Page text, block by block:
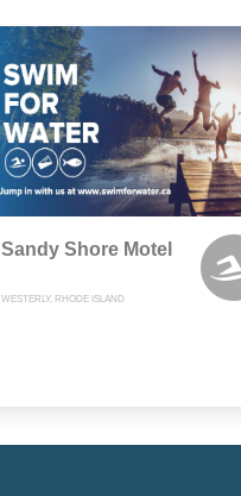
Sandy Shore Motel
WESTERLY, RHODE ISLAND